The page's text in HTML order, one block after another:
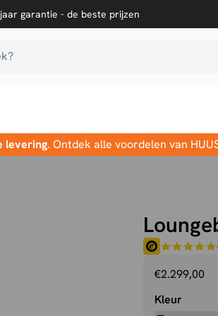
garantie - de beste prijzen
levering. Ontdek alle voordelen van
€2.299,00
Kleur